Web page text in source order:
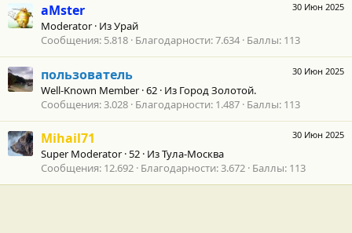
30 Июн 2025
aMster
Moderator · ИзУрай
Сообщения 5.818 Благодарности 7.634 Баллы 113
30 Июн 2025
пользователь
Well-Known Member ·62 · Из Город Золотой.
Сообщения 3.028 Благодарности 1.487 Баллы 113
30 Июн 2025
Mihail71
Super Moderator ·52 · ИзТула-Москва
Сообщения 12.692 Благодарности 3.672 Баллы 113